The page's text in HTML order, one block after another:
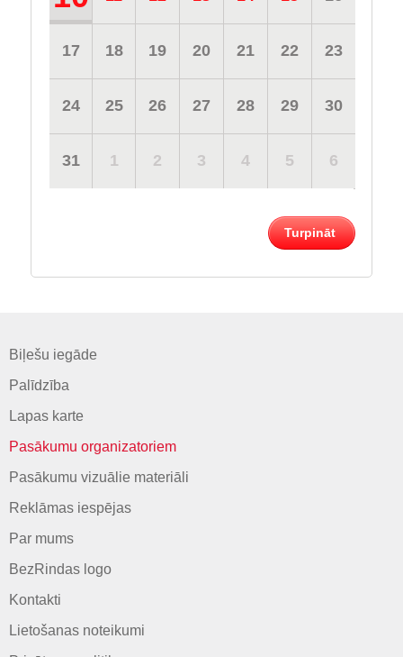
17 18 19 20 21 22 23
24 25 26 27 28 29 30
31 1 2 3 4 5 6
Turpināt
Biļešu iegāde
Palīdzība
Lapas karte
Pasākumu organizatoriem
Pasākumu vizuālie materiāli
Reklāmas iespējas
Par mums
BezRindas logo
Kontakti
Lietošanas noteikumi